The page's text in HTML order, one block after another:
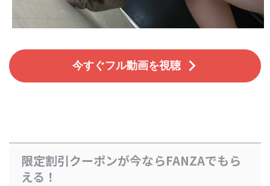
今すぐフル動画を視聴
限定割引クーポンが今ならFANZAでもら
える！